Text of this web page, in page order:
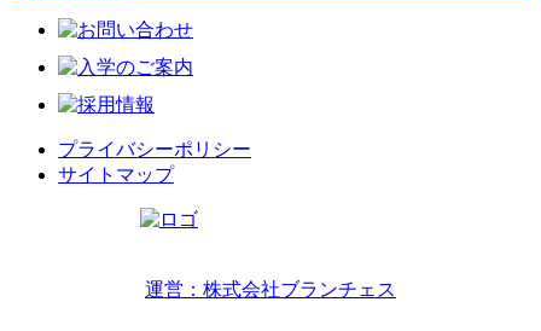
プライバシーポリシー
サイトマップ
運営：株式会社ブランチェス